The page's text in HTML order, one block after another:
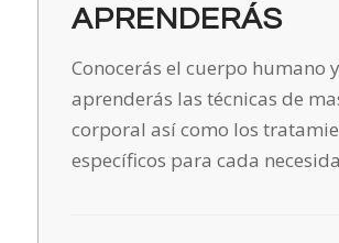
APRENDERÁS
Conocerás el cuerpo humano y
aprenderás las técnicas de
corporal así como los
específicos para cada